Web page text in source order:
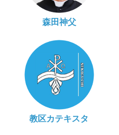
森田神父
教区カテキスタ